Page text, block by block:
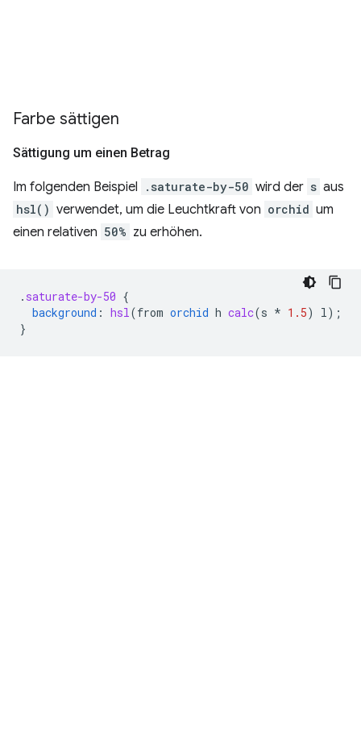
Farbe sättigen
Sättigung um einen Betrag
Im folgenden Beispiel .saturate-by-50 wird der s aus
hsl() verwendet, um die Leuchtkraft von orchid um
einen relativen 50% zu erhöhen.
. saturate-by-50 {
background : hsl (from orchid h calc(s * 1.5) l );
}